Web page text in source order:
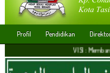
Profil Pendidikan
VISI : Membangun